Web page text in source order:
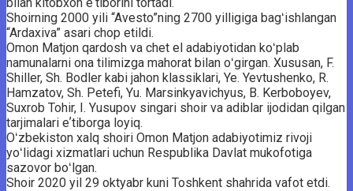
Shoirning 2000 yili “Avesto”ning 2700 yilligiga bagʻishlangan
“Ardaxiva” asari chop etildi.
Omon Matjon qardosh va chet el adabiyotidan koʻplab
namunalarni ona tilimizga mahorat bilan oʻgirgan. Xususan, F.
Shiller, Sh. Bodler kabi jahon klassiklari, Ye. Yevtushenko, R.
Hamzatov, Sh. Petefi, Yu. Marsinkyavichyus, B. Kerboboyev,
Suxrob Tohir, I. Yusupov singari shoir va adiblar ijodidan qilgan
tarjimalari eʼtiborga loyiq.
Oʻzbekiston xalq shoiri Omon Matjon adabiyotimiz rivoji
yoʻlidagi xizmatlari uchun Respublika Davlat mukofotiga
sazovor boʻlgan.
Shoir 2020 yil 29 oktyabr kuni Toshkent shahrida vafot etdi.